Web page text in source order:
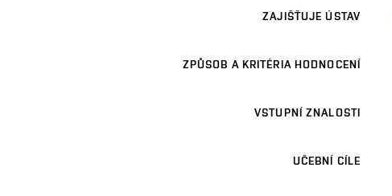
ZAJIŠŤUJE ÚSTAV
ZPŮSOB A KRITÉRIA HODNOCENÍ
VSTUPNÍ ZNALOSTI
UČEBNÍ CÍLE